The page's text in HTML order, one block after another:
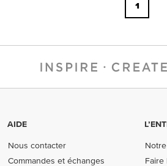
1
AIDE
Nous contacter
Commandes et échanges
Faire